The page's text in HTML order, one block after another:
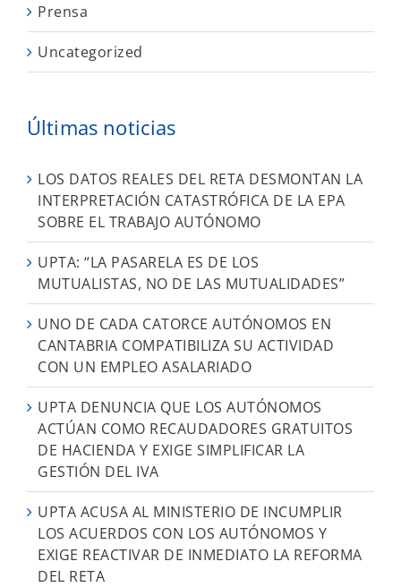
Prensa
Uncategorized
Últimas noticias
LOS DATOS REALES DEL RETA DESMONTAN LA
INTERPRETACIÓN CATASTRÓFICA DE LA EPA
SOBRE EL TRABAJO AUTÓNOMO
UPTA: “LA PASARELA ES DE LOS
MUTUALISTAS, NO DE LAS MUTUALIDADES”
UNO DE CADA CATORCE AUTÓNOMOS EN
CANTABRIA COMPATIBILIZA SU ACTIVIDAD
CON UN EMPLEO ASALARIADO
UPTA DENUNCIA QUE LOS AUTÓNOMOS
ACTÚAN COMO RECAUDADORES GRATUITOS
DE HACIENDA Y EXIGE SIMPLIFICAR LA
GESTIÓN DEL IVA
UPTA ACUSA AL MINISTERIO DE INCUMPLIR
LOS ACUERDOS CON LOS AUTÓNOMOS Y
EXIGE REACTIVAR DE INMEDIATO LA REFORMA
DEL RETA